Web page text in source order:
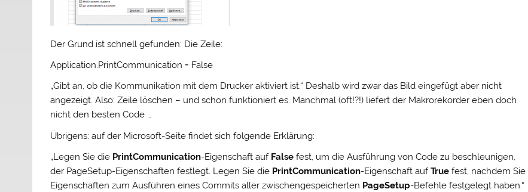
Der Grund ist schnell gefunden: Die Zeile:
Application.PrintCommunication = False
„Gibt an, ob die Kommunikation mit dem Drucker aktiviert ist.“ Deshalb wird zwar das Bild eingefügt aber nicht
angezeigt. Also: Zeile löschen – und schon funktioniert es. Manchmal (oft!?!) liefert der Makrorekorder eben doch
nicht den besten Code …
Übrigens: auf der Microsoft-Seite findet sich folgende Erklärung:
„Legen Sie die PrintCommunication-Eigenschaft auf False fest, um die Ausführung von Code zu beschleunigen,
der PageSetup-Eigenschaften festlegt. Legen Sie die PrintCommunication-Eigenschaft aufTrue fest, nachdem Sie
Eigenschaften zum Ausführen eines Commits aller zwischengespeicherten PageSetup-Befehle festgelegt haben.“